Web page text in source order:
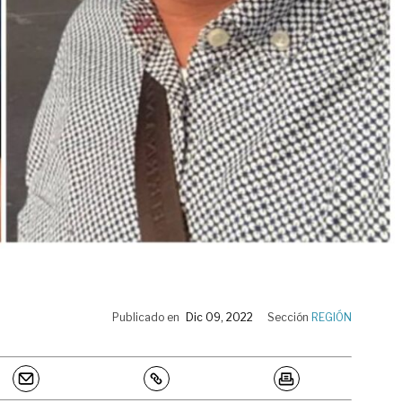
Publicado en Dic 09, 2022 Sección REGIÓN